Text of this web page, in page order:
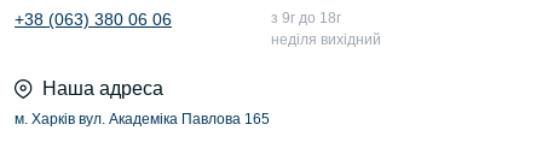
+38 (063) 380 06 06
з 9г до 18г
неділя вихідний
Наша адреса
м. Харків вул. Академіка Павлова 165